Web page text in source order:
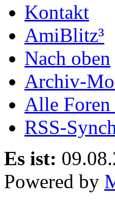
Kontakt
AmiBlitz³
Nach oben
Archiv-
Alle Foren
RSS-
Es ist:
Powered by